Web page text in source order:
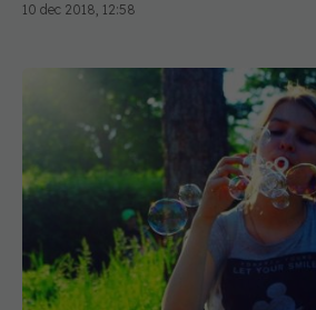
10 dec 2018, 12:58